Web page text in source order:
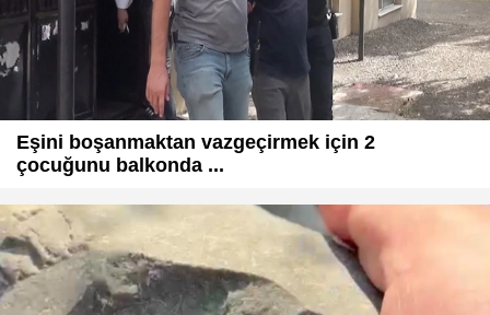
Eşini boşanmaktan vazgeçirmek için 2
çocuğunu balkonda ...